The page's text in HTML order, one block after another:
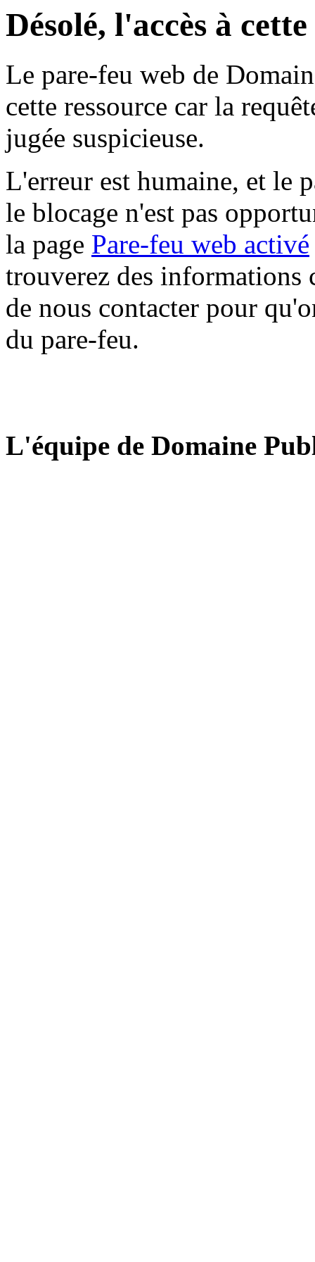
Désolé, l'accès à
Le pare-feu web de
cette ressource car la
jugée suspicieuse.
L'erreur est humaine, et le
le blocage n'est pas
la page Pare-feu web activé
trouverez des informations
de nous contacter pour
du pare-feu.
L'équipe de Domaine